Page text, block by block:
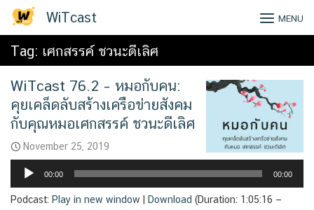
Skip
WiTcast MENU
Tag: เศกสรรค์ ชวนะดีเลิศ
WiTcast 76.2 – หมอกับคน:
คุยเคล็ดลับสร้างเครือข่ายสังคม
กับคุณหมอเศกสรรค์ ชวนะดีเลิศ
November 25, 2019
Audio
Player
00:00 00:00
Podcast: Play in new window Download (Duration: 1:05:16 —